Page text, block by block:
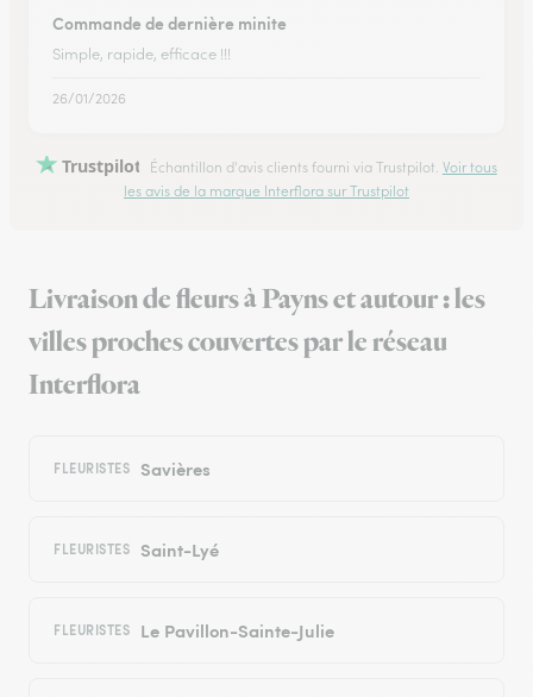
Commande de dernière minite
Simple, rapide, efficace !!!
26/01/2026
Trustpilot Échantillon d'avis clients fourni via Trustpilot. Voir tous
les avis de la marque Interflora sur Trustpilot
Livraison de fleurs à Payns et autour : les
villes proches couvertes par le réseau
Interflora
FLEURISTES Savières
FLEURISTES Saint-Lyé
FLEURISTES Le Pavillon-Sainte-Julie